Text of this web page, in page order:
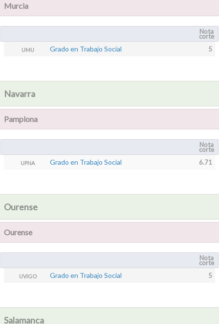
Murcia
Nota
corte
UMU Grado en Trabajo Social 5
Navarra
Pamplona
Nota
corte
UPNA Grado en Trabajo Social 6.71
Ourense
Ourense
Nota
corte
UVIGO Grado en Trabajo Social 5
Salamanca